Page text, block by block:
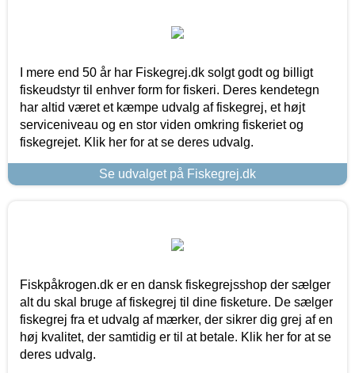
I mere end 50 år har Fiskegrej.dk solgt godt og billigt
fiskeudstyr til enhver form for fiskeri. Deres kendetegn
har altid været et kæmpe udvalg af fiskegrej, et højt
serviceniveau og en stor viden omkring fiskeriet og
fiskegrejet. Klik her for at se deres udvalg.
Se udvalget på Fiskegrej.dk
Fiskpåkrogen.dk er en dansk fiskegrejsshop der sælger
alt du skal bruge af fiskegrej til dine fisketure. De sælger
fiskegrej fra et udvalg af mærker, der sikrer dig grej af en
høj kvalitet, der samtidig er til at betale. Klik her for at se
deres udvalg.